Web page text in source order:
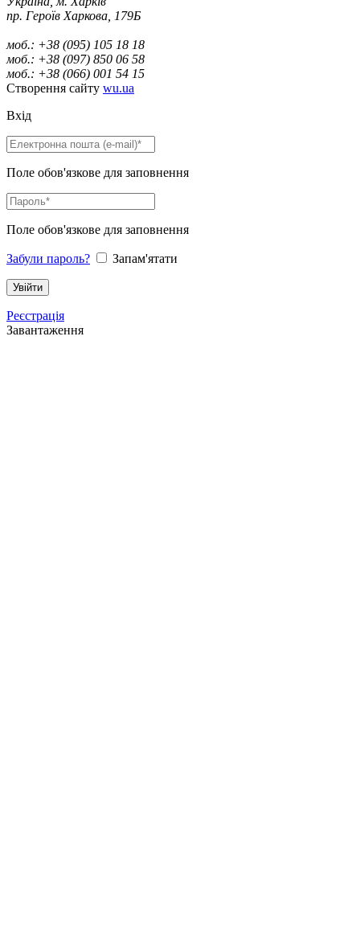
пр. Героїв Харкова, 179Б
моб.: +38 (095) 105 18 18
моб.: +38 (097) 850 06 58
моб.: +38 (066) 001 54 15
Створення сайту wu.ua
Вхід
Поле обов'язкове для заповнення
Поле обов'язкове для заповнення
Забули пароль? Запам'ятати
Реєстрація
Завантаження